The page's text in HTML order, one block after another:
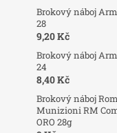
Brokový náboj
28
9,20 Kč
Brokový náboj
24
8,40 Kč
Brokový náboj
Munizioni RM
ORO 28g